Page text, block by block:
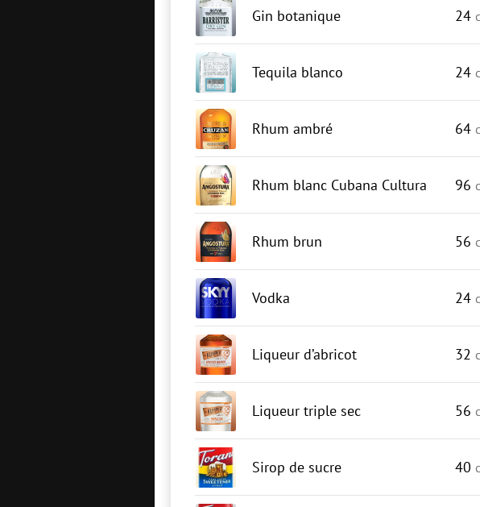
Gin botanique 24
Tequila blanco 24
Rhum ambré 64
Rhum blanc Cubana Cultura 96
Rhum brun 56
Vodka 24
Liqueur d’abricot 32
Liqueur triple sec 56
Sirop de sucre 40